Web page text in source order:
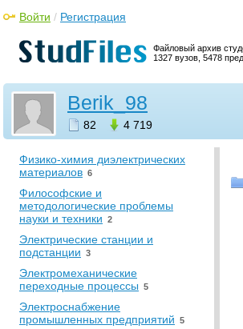
Файловый архив
1327 вузов, 5478
Войти / Регистрация
Berik_98
82 4 719
Методы испытаний и
диагностики
электроизоляционных
материалов и систем
2
сертификация 7
Теория надежности
технических систем
Техника высоких напряжений 9
Физико-химия диэлектрических
материалов 6
Философские и
методологические проблемы
науки и техники 2
Электрические станции и
подстанции 3
Электромеханические
переходные процессы 5
Электроснабжение
промышленных предприятий 5